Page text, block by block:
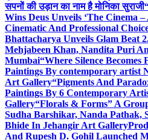
सपनों की उड़ान का नाम है मोनिका सुराजी
Wins Deus Unveils ‘The Cinema
Cinematic And Professional
Bhattacharya Unveils Glam Beat
Mehjabeen Khan, Nandita Puri
Mumbai“Where Silence Becomes
Paintings By contemporary artist
Art Gallery“Pigments And
Paintings By 6 Contemporary
Gallery“Florals & Forms” A
Sudha Barshikar, Nanda Pathak,
Bhide In Jehangir Art Gallery
And Rupesh D. Gohil Launched